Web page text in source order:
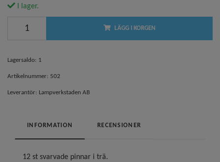
I lager.
LÄGG I KORGEN
Lagersaldo: 1
Artikelnummer: 502
Leverantör: Lampverkstaden AB
INFORMATION RECENSIONER
12 st svarvade pinnar i trä.